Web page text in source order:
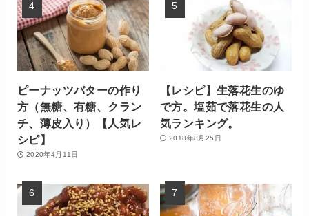
ピーナッツバターの作り
方（無糖、有糖、クラン
チ、薄皮入り）【人気レ
シピ】
2020年4月11日
【レシピ】生落花生のゆ
で方。塩茹で落花生の人
気ランキング。
2018年8月25日